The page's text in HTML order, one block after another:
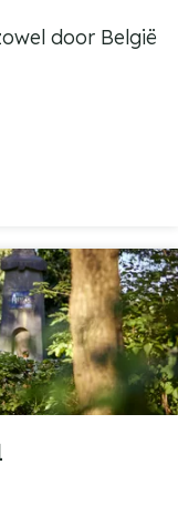
door België